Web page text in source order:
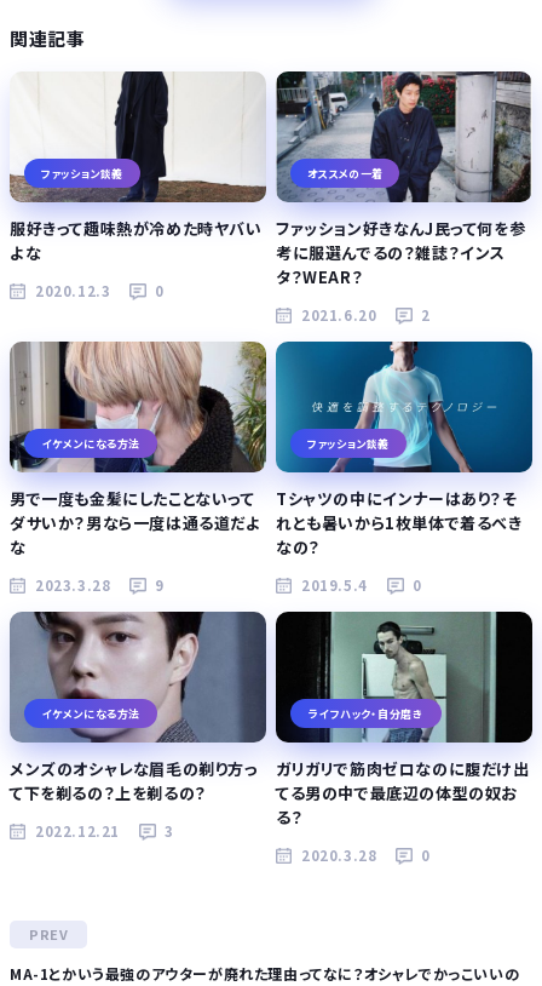
関連記事
ファッション談義
服好きって趣味熱が冷めた時ヤバい
よな
2020.12.3 0
オススメの一着
ファッション好きなんJ民って何を参
考に服選んでるの？雑誌？インス
タ？WEAR？
2021.6.20 2
イケメンになる方法
男で一度も金髪にしたことないって
ダサいか？男なら一度は通る道だよ
な
2023.3.28 9
ファッション談義
Tシャツの中にインナーはあり？そ
れとも暑いから1枚単体で着るべき
なの？
2019.5.4 0
イケメンになる方法
メンズのオシャレな眉毛の剃り方っ
て下を剃るの？上を剃るの？
2022.12.21 3
ライフハック・自分磨き
ガリガリで筋肉ゼロなのに腹だけ出
てる男の中で最底辺の体型の奴お
る？
2020.3.28 0
MA-1とかいう最強のアウターが廃れた理由ってなに？オシャレでかっこいいの